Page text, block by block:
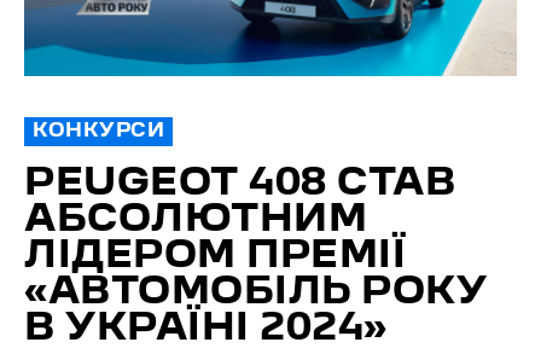
КОНКУРСИ
PEUGEOT 408 СТАВ
АБСОЛЮТНИМ
ЛІДЕРОМ ПРЕМІЇ
«АВТОМОБІЛЬ РОКУ
В УКРАЇНІ 2024»